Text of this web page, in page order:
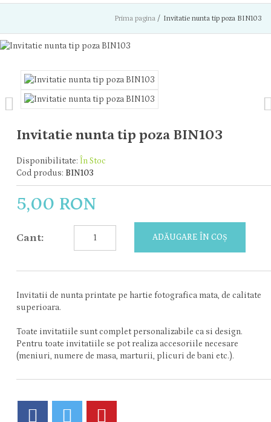
Prima pagina / Invitatie nunta tip poza BIN103
Invitatie nunta tip poza BIN103
Disponibilitate: În Stoc
Cod produs: BIN103
5,00 RON
Cant: ADĂUGARE ÎN COȘ
Invitatii de nunta printate pe hartie fotografica mata, de calitate
superioara.
Toate invitatiile sunt complet personalizabile ca si design.
Pentru toate invitatiile se pot realiza accesoriile necesare
(meniuri, numere de masa, marturii, plicuri de bani etc.).